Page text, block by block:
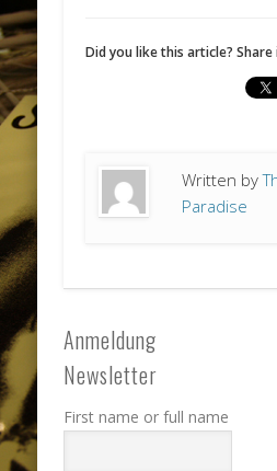
Did you like this article?
Written by
Paradise
Anmeldung
Newsletter
First name or full name